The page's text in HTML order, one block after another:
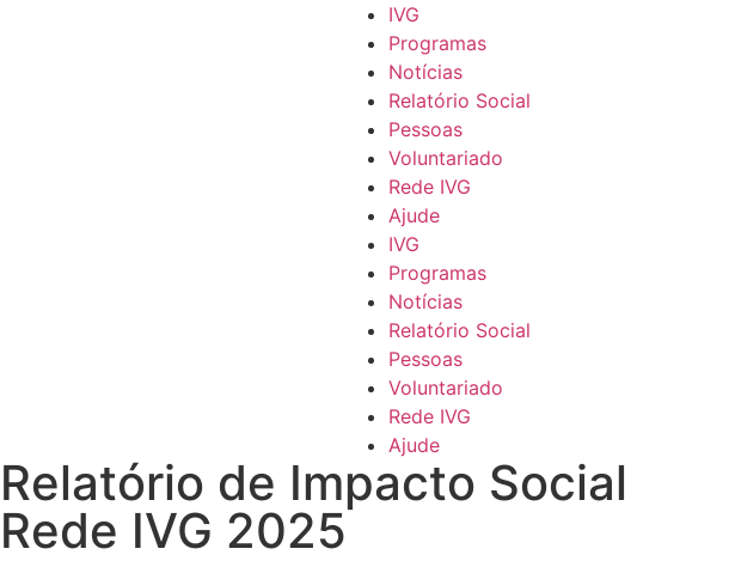
IVG
Programas
Notícias
Relatório Social
Pessoas
Voluntariado
Rede IVG
Ajude
IVG
Programas
Notícias
Relatório Social
Pessoas
Voluntariado
Rede IVG
Ajude
Relatório de Impacto Social
Rede IVG 2025